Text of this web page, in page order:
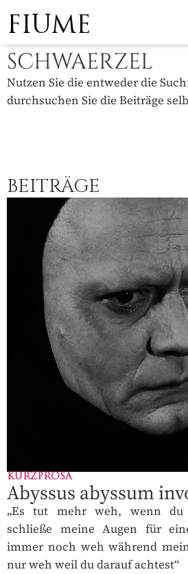
FIUME
SCHWAERZEL
Nutzen Sie die entweder die
durchsuchen Sie die Beiträge
BEITRÄGE
KURZPROSA
Abyssus abyssum
„Es tut mehr weh, wenn du
schließe meine Augen für
immer noch weh während
nur weh weil du darauf achtest“